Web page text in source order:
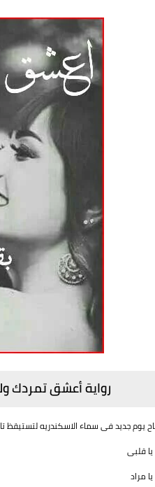
رواية أعشق تمردك
جديد فى سماء الاسكندريه لتستيقظ
قلبى
مراد